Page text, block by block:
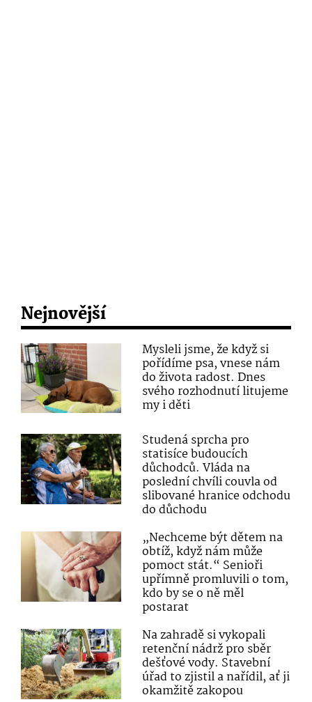
Nejnovější
Mysleli jsme, že když si
pořídíme psa, vnese nám
do života radost. Dnes
svého rozhodnutí litujeme
my i děti
Studená sprcha pro
statisíce budoucích
důchodců. Vláda na
poslední chvíli couvla od
slibované hranice odchodu
do důchodu
„Nechceme být dětem na
obtíž, když nám může
pomoct stát.“ Senioři
upřímně promluvili o tom,
kdo by se o ně měl
postarat
Na zahradě si vykopali
retenční nádrž pro sběr
dešťové vody. Stavební
úřad to zjistil a nařídil, ať ji
okamžitě zakopou